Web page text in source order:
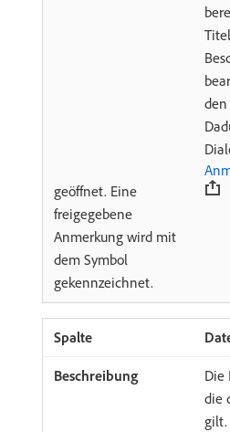
den
geöffnet. Eine
freigegebene
Anmerkung wird mit
dem Symbol
gekennzeichnet.
Die
die
gilt.